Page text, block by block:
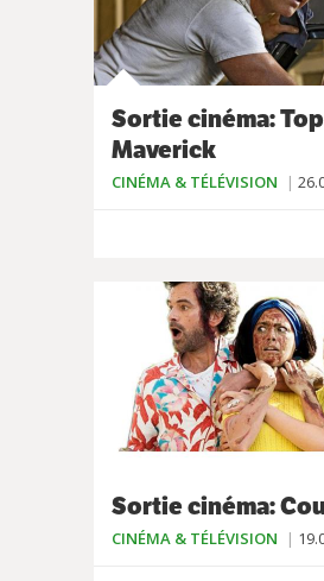
Sortie cinéma:
Maverick
CINÉMA & TÉLÉVISION
Sortie cinéma:
CINÉMA & TÉLÉVISION